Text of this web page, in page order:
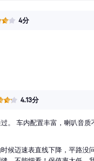
4分
4.13分
。 车内配置丰富，喇叭音
时候迈速表直线下降，平路